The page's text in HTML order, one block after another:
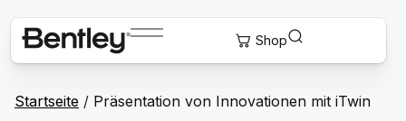
Startseite / Präsentation von Innovationen mit iTwin